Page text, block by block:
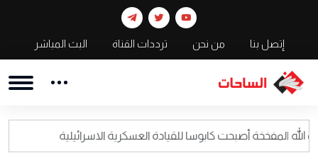
إتصل بنا من نحن ترددات القناة البث المباشر
كابوسا للقيادة العسكرية الاسرائيلية